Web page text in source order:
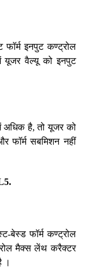
फॉर्म इनपुट कण्ट्रोल
यूजर वैल्यू को इनपुट
अधिक है, तो यूजर को
फॉर्म सबमिशन नहीं
बेस्ड फॉर्म कण्ट्रोल
मैक्स लेंथ करैक्टर
।